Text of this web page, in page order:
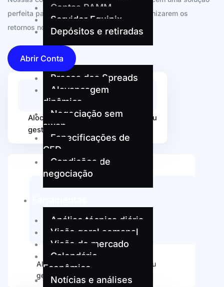
Contas PAMM
Servidor Equinix
Depósitos e retiradas
Condições
Preços dos Spreads
Alavancagem
dinâmica
Negociação sem
swap
Especificações de
CFD
Condições de
negociação
Análise técnica diária
Visão geral semanal
Visão do mercado
Calendário
Econômico
Notícias e análises
perfeita para investidores e gestores maximizarem os
retornos nos mercados financeiros.
Abrir Conta
Alocar fundos para vários traders ou
gestores
Alocar fundos para vários traders ou
gestores